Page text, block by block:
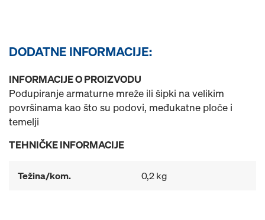
DODATNE INFORMACIJE:
INFORMACIJE O PROIZVODU
Podupiranje armaturne mreže ili šipki na velikim
površinama kao što su podovi, međukatne ploče i
temelji
TEHNIČKE INFORMACIJE
Težina/kom. 0,2 kg